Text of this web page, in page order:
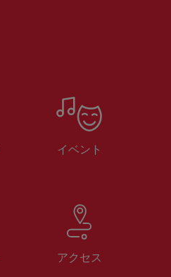
イベント
アクセス